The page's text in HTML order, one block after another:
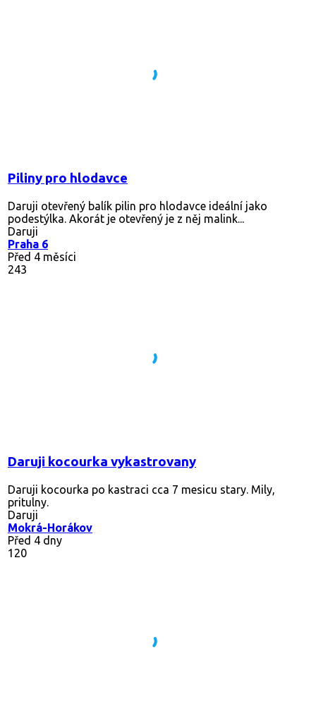
Piliny pro hlodavce
Daruji otevřený balík pilin pro hlodavce ideální jako
podestýlka. Akorát je otevřený je z něj malink...
Daruji
Praha 6
Před 4 měsíci
243
Daruji kocourka vykastrovany
Daruji kocourka po kastraci cca 7 mesicu stary. Mily,
pritulny.
Daruji
Mokrá-Horákov
Před 4 dny
120